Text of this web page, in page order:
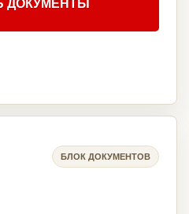
ДОКУМЕНТЫ
БЛОК ДОКУМЕНТОВ